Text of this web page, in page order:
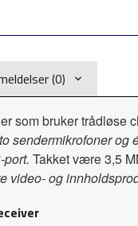
(0)
sendermikrofoner
Takket være 3,5
video- og